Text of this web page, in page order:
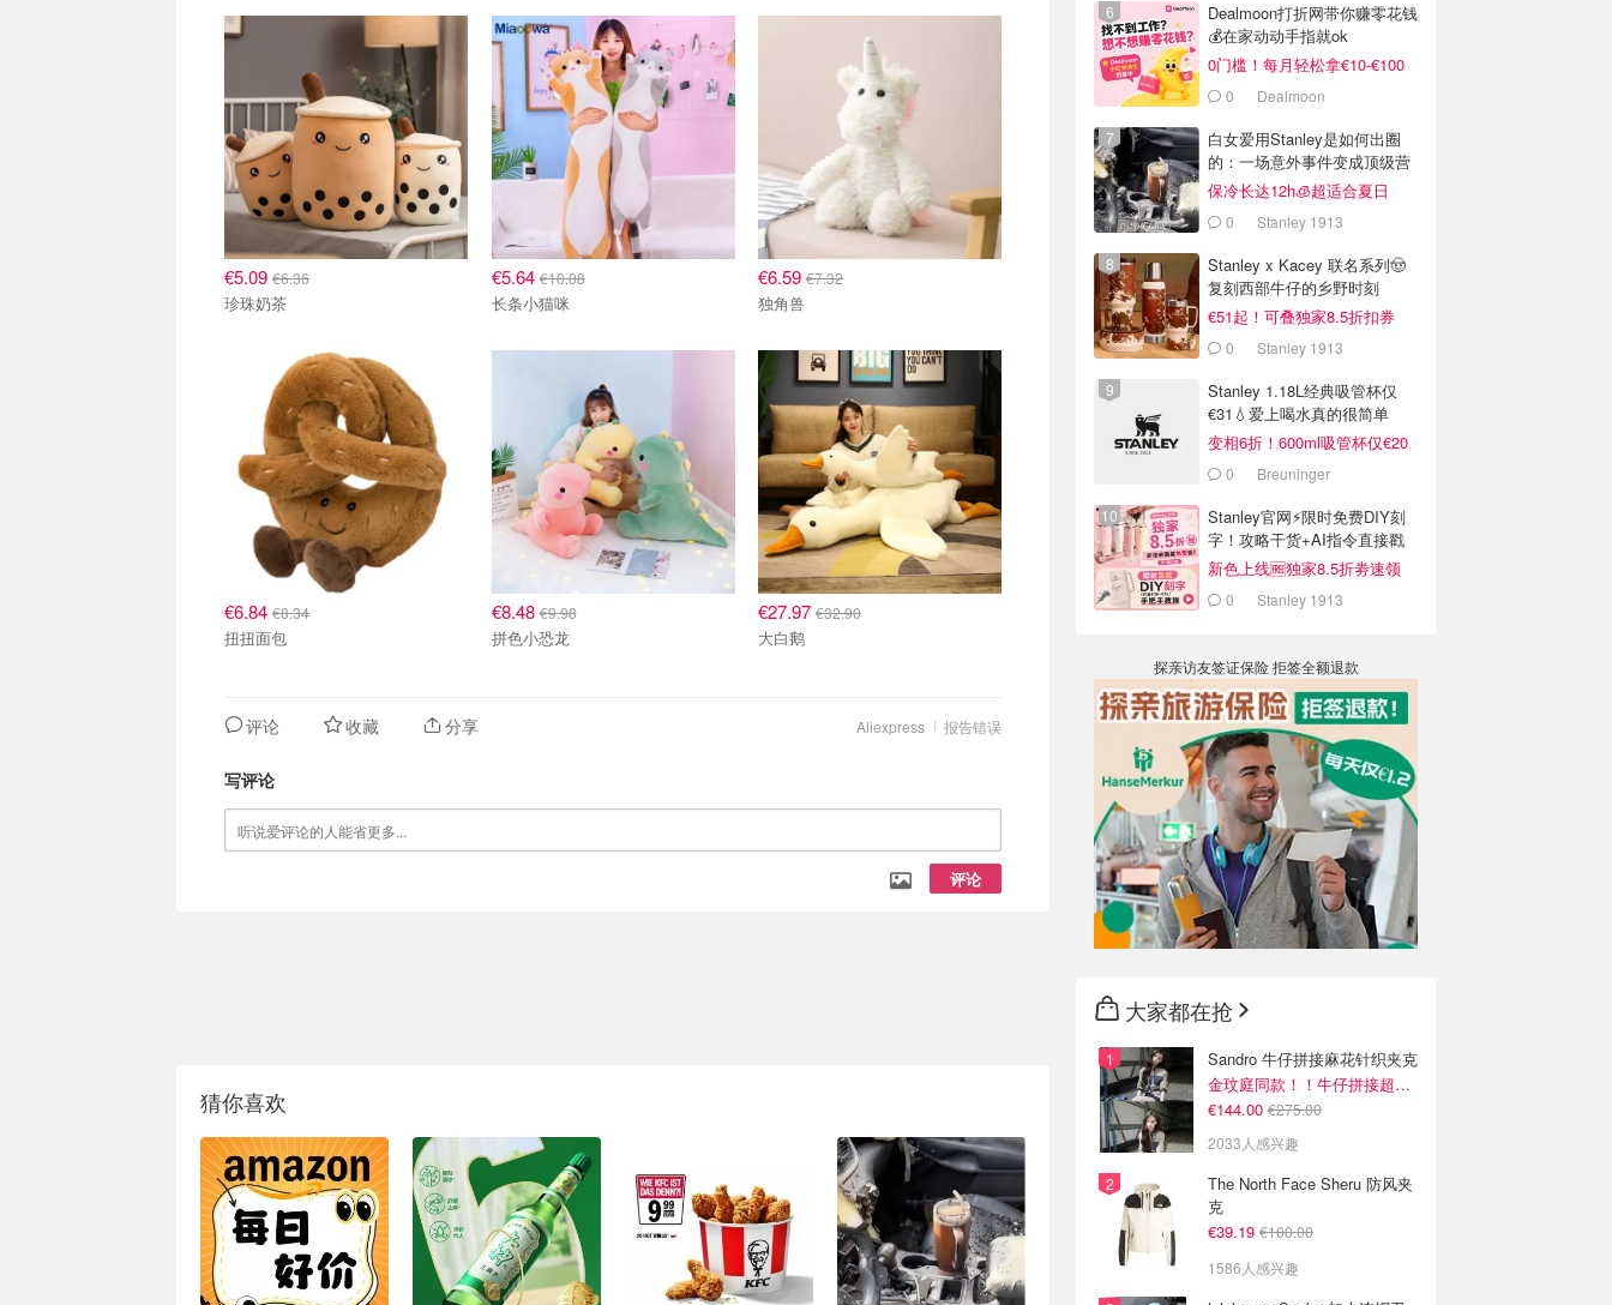
€5.09 €6.36
珍珠奶茶
€5.64€10.08
长条小猫咪
€6.59 €7.32
独角兽
€6.84 €8.34
扭扭面包
€8.48€9.98
拼色小恐龙
€27.97 €32.90
大白鹅
报告错误
Aliexpress
评论 收藏 分享
写评论
评论
猜你喜欢
Dealmoon打折网带你赚零花钱
💰在家动动手指就ok
0门槛！每月轻松拿€10-€100
0 Dealmoon
白女爱用Stanley是如何出圈
的：一场意外事件变成顶级营
销案例
保冷长达12h🧊超适合夏日
0 Stanley 1913
Stanley x Kacey 联名系列🤠
复刻西部牛仔的乡野时刻
€51起！可叠独家8.5折扣券
0 Stanley 1913
Stanley 1.18L经典吸管杯仅
€31💧爱上喝水真的很简单
变相6折！600ml吸管杯仅€20
0 Breuninger
Stanley官网⚡️限时免费DIY刻
字！攻略干货+AI指令直接戳
新色上线🆓独家8.5折劵速领
0 Stanley 1913
探亲访友签证保险 拒签全额退款
大家都在抢
Sandro 牛仔拼接麻花针织夹克
金玟庭同款！！牛仔拼接超有层次感
€144.00 €275.00
2033人感兴趣
The North Face Sheru 防风夹
克
€39.19 €100.00
1586人感兴趣